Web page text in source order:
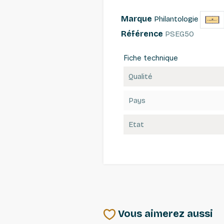
Marque Philantologie
Référence PSEG50
Fiche technique
Qualité
Pays
Etat
Vous aimerez aussi